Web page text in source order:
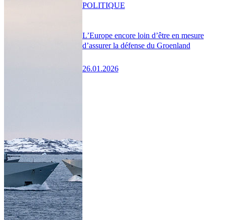
L’Europe encore loin d’être en mesure
d’assurer la défense du Groenland
26.01.2026
POLITIQUE